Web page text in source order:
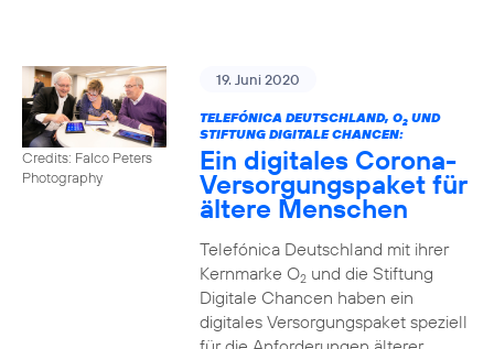
Credits: Falco Peters
Photography
19. Juni 2020
TELEFÓNICA DEUTSCHLAND, O2UND
STIFTUNG DIGITALE CHANCEN:
Ein digitales Corona-
Versorgungspaket für
ältere Menschen
Telefónica Deutschland mit ihrer
Kernmarke O2und die Stiftung
Digitale Chancen haben ein
digitales Versorgungspaket speziell